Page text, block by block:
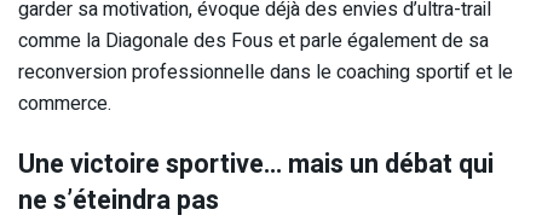
garder sa motivation, évoque déjà des envies d’ultra-trail
comme la Diagonale des Fous et parle également de sa
reconversion professionnelle dans le coaching sportif et le
commerce.
Une victoire sportive… mais un débat qui
ne s’éteindra pas